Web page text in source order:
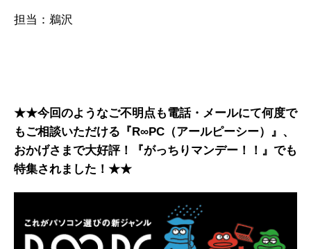
担当：鵜沢
★★今回のようなご不明点も電話・メールにて何度で
もご相談いただける『R∞PC（アールピーシー）』、
おかげさまで大好評！『がっちりマンデー！！』でも
特集されました！★★